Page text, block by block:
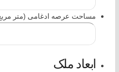
مساحت عرصه ادغامی (متر
ابعاد ملک